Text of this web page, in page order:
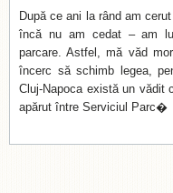
După ce ani la rând am
încă nu am cedat – am
parcare. Astfel, mă văd
încerc să schimb legea,
Cluj-Napoca există un vădit
apărut între Serviciul Parc�